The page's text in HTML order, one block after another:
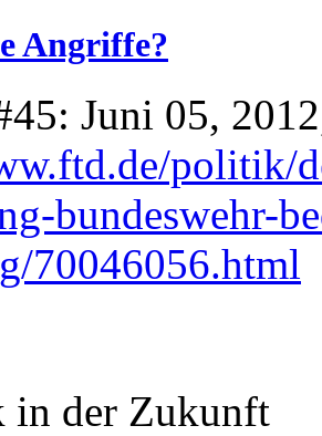
Angriffe?
Juni 05,
politik/
bundeswehr-
70046056.html
in der Zukunft